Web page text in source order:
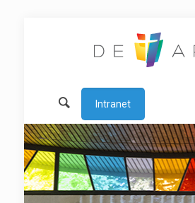
Intranet